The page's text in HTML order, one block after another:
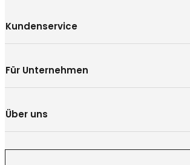
Kundenservice
Für Unternehmen
Über uns